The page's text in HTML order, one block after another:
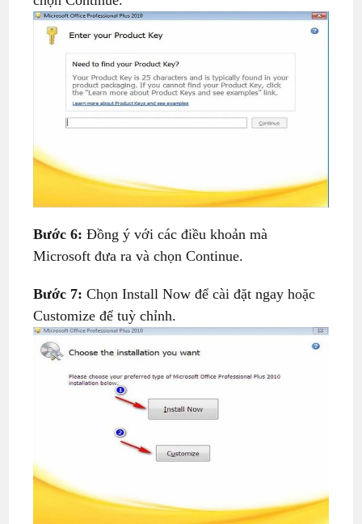
Bước 6: Đồng ý với các điều khoản mà
Microsoft đưa ra và chọn Continue.
Bước 7: Chọn Install Now để cài đặt ngay hoặc
Customize để tuỳ chỉnh.